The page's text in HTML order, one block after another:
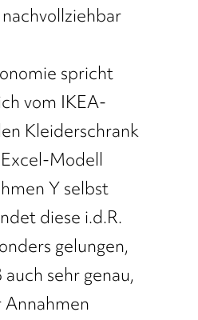
spricht
vom IKEA-
Kleiderschrank
Modell
Y selbst
diese i.d.R.
gelungen,
sehr genau,
Annahmen